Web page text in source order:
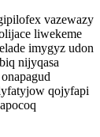
vazewazy
liwekeme
imygyz udon
nijyqasa
qojyfapi